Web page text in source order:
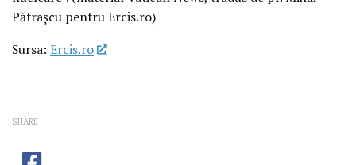
Pătrașcu pentru Ercis.ro)
Sursa: Ercis.ro
SHARE